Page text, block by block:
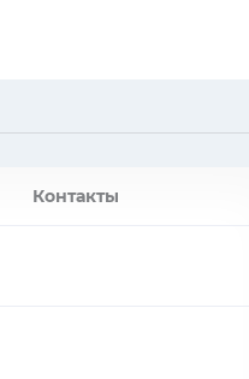
Контакты